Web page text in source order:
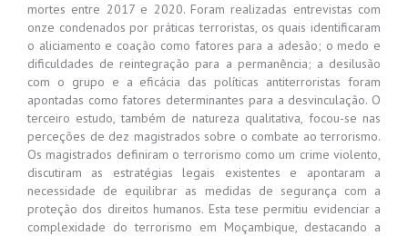
mortes entre 2017 e 2020. Foram realizadas entrevistas com
onze condenados por práticas terroristas, os quais identificaram
o aliciamento e coação como fatores para a adesão; o medo e
dificuldades de reintegração para a permanência; a desilusão
com o grupo e a eficácia das políticas antiterroristas foram
apontadas como fatores determinantes para a desvinculação. O
terceiro estudo, também de natureza qualitativa, focou-se nas
perceções de dez magistrados sobre o combate ao terrorismo.
Os magistrados definiram o terrorismo como um crime violento,
discutiram as estratégias legais existentes e apontaram a
necessidade de equilibrar as medidas de segurança com a
proteção dos direitos humanos. Esta tese permitiu evidenciar a
complexidade do terrorismo em Moçambique, destacando a